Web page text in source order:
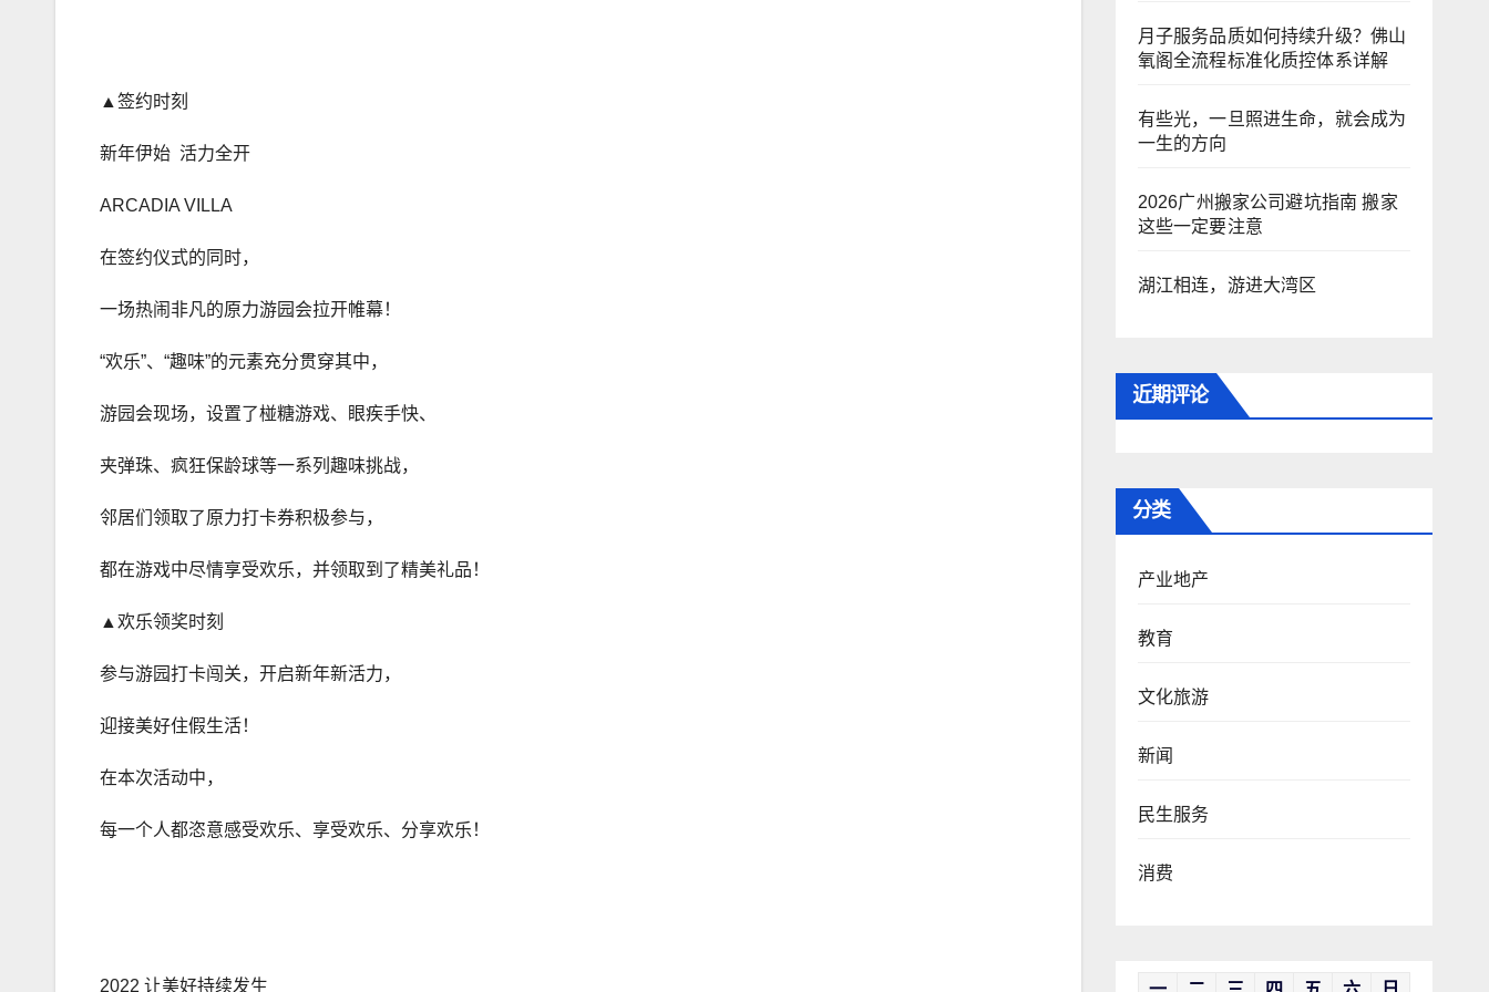
▲签约时刻
新年伊始 活力全开
ARCADIA VILLA
在签约仪式的同时，
一场热闹非凡的原力游园会拉开帷幕！
“欢乐”、“趣味”的元素充分贯穿其中，
游园会现场，设置了椪糖游戏、眼疾手快、
夹弹珠、疯狂保龄球等一系列趣味挑战，
邻居们领取了原力打卡券积极参与，
都在游戏中尽情享受欢乐，并领取到了精美礼品！
▲欢乐领奖时刻
参与游园打卡闯关，开启新年新活力，
迎接美好住假生活！
在本次活动中，
每一个人都恣意感受欢乐、享受欢乐、分享欢乐！
2022 让美好持续发生
月子服务品质如何持续升级？佛山
氧阁全流程标准化质控体系详解
有些光，一旦照进生命，就会成为
一生的方向
2026广州搬家公司避坑指南 搬家
这些一定要注意
湖江相连，游进大湾区
近期评论
分类
产业地产
教育
文化旅游
新闻
民生服务
消费